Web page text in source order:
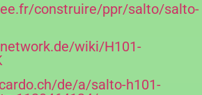
construire/ppr/salto/salto-
wiki/H101-
de/a/salto-h101-